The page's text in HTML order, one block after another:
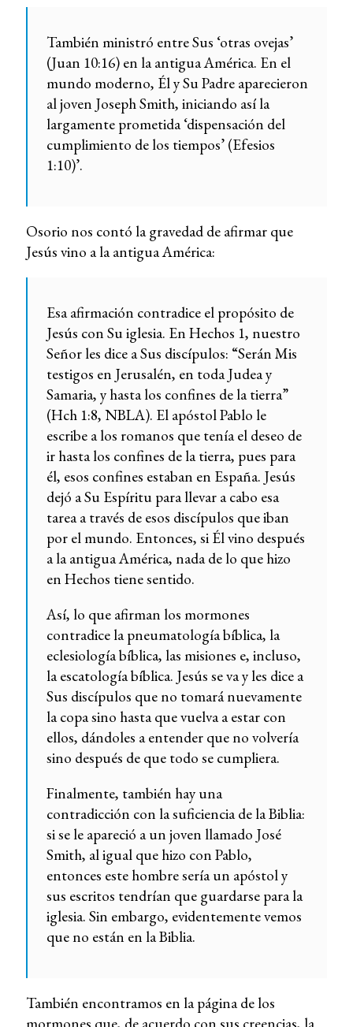
También ministró entre Sus ‘otras ovejas’
(Juan 10:16) en la antigua América. En el
mundo moderno, Él y Su Padre aparecieron
al joven Joseph Smith, iniciando así la
largamente prometida ‘dispensación del
cumplimiento de los tiempos’ (Efesios
1:10)’.
Osorio nos contó la gravedad de afirmar que
Jesús vino a la antigua América:
Esa afirmación contradice el propósito de
Jesús con Su iglesia. En Hechos 1, nuestro
Señor les dice a Sus discípulos: “Serán Mis
testigos en Jerusalén, en toda Judea y
Samaria, y hasta los confines de la tierra”
(Hch 1:8, NBLA). El apóstol Pablo le
escribe a los romanos que tenía el deseo de
ir hasta los confines de la tierra, pues para
él, esos confines estaban en España. Jesús
dejó a Su Espíritu para llevar a cabo esa
tarea a través de esos discípulos que iban
por el mundo. Entonces, si Él vino después
a la antigua América, nada de lo que hizo
en Hechos tiene sentido.
Así, lo que afirman los mormones
contradice la pneumatología bíblica, la
eclesiología bíblica, las misiones e, incluso,
la escatología bíblica. Jesús se va y les dice a
Sus discípulos que no tomará nuevamente
la copa sino hasta que vuelva a estar con
ellos, dándoles a entender que no volvería
sino después de que todo se cumpliera.
Finalmente, también hay una
contradicción con la suficiencia de la Biblia:
si se le apareció a un joven llamado José
Smith, al igual que hizo con Pablo,
entonces este hombre sería un apóstol y
sus escritos tendrían que guardarse para la
iglesia. Sin embargo, evidentemente vemos
que no están en la Biblia.
También encontramos en la página de los